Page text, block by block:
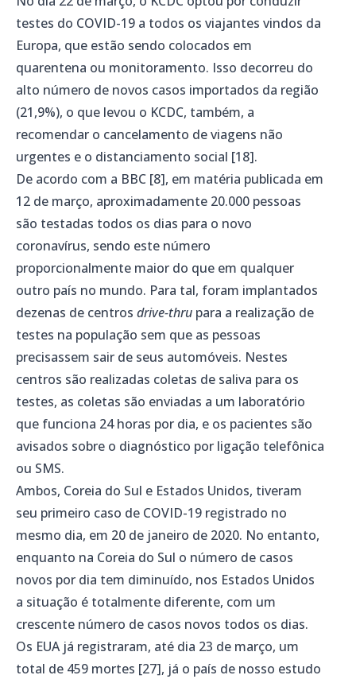
testes do COVID-19 a todos os viajantes vindos da
Europa, que estão sendo colocados em
quarentena ou monitoramento. Isso decorreu do
alto número de novos casos importados da região
(21,9%), o que levou o KCDC, também, a
recomendar o cancelamento de viagens não
urgentes e o distanciamento social [18].
De acordo com a BBC [8], em matéria publicada em
12 de março, aproximadamente 20.000 pessoas
são testadas todos os dias para o novo
coronavírus, sendo este número
proporcionalmente maior do que em qualquer
outro país no mundo. Para tal, foram implantados
dezenas de centros drive-thru para a realização de
testes na população sem que as pessoas
precisassem sair de seus automóveis. Nestes
centros são realizadas coletas de saliva para os
testes, as coletas são enviadas a um laboratório
que funciona 24 horas por dia, e os pacientes são
avisados sobre o diagnóstico por ligação telefônica
ou SMS.
Ambos, Coreia do Sul e Estados Unidos, tiveram
seu primeiro caso de COVID-19 registrado no
mesmo dia, em 20 de janeiro de 2020. No entanto,
enquanto na Coreia do Sul o número de casos
novos por dia tem diminuído, nos Estados Unidos
a situação é totalmente diferente, com um
crescente número de casos novos todos os dias.
Os EUA já registraram, até dia 23 de março, um
total de 459 mortes [27], já o país de nosso estudo